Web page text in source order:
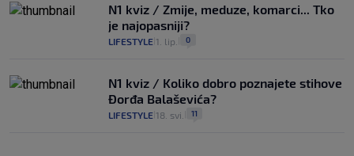
N1 kviz / Zmije, meduze, komarci... Tko
je najopasniji?
LIFESTYLE 1. lip. 0
N1 kviz / Koliko dobro poznajete stihove
Đorđa Balaševića?
LIFESTYLE 18. svi. 11